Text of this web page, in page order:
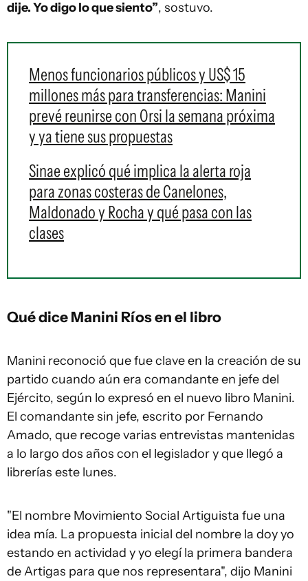
dije. Yo digo lo que siento”, sostuvo.
Menos funcionarios públicos y US$ 15
millones más para transferencias: Manini
prevé reunirse con Orsi la semana próxima
y ya tiene sus propuestas
Sinae explicó qué implica la alerta roja
para zonas costeras de Canelones,
Maldonado y Rocha y qué pasa con las
clases
Qué dice Manini Ríos en el libro
Manini reconoció que fue clave en la creación de su
partido cuando aún era comandante en jefe del
Ejército, según lo expresó en el nuevo libro Manini.
El comandante sin jefe, escrito por Fernando
Amado, que recoge varias entrevistas mantenidas
a lo largo dos años con el legislador y que llegó a
librerías este lunes.
"El nombre Movimiento Social Artiguista fue una
idea mía. La propuesta inicial del nombre la doy yo
estando en actividad y yo elegí la primera bandera
de Artigas para que nos representara", dijo Manini